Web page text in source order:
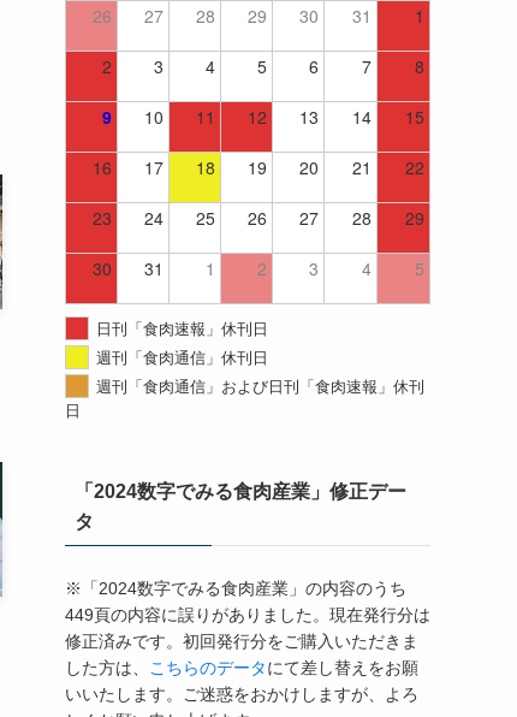
26 27 28 29 30 31 1
2 3 4 5 6 7 8
9 10 11 12 13 14 15
16 17 18 19 20 21 22
23 24 25 26 27 28 29
30 31 1 2 3 4 5
日刊「食肉速報」休刊日
週刊「食肉通信」休刊日
週刊「食肉通信」および日刊「食肉速報」休刊
日
「2024数字でみる食肉産業」修正デー
タ
※「2024数字でみる食肉産業」の内容のうち
449頁の内容に誤りがありました。現在発行分は
修正済みです。初回発行分をご購入いただきま
した方は、
こちらのデータにて差し替えをお願
いいたします。ご迷惑をおかけしますが、よろ